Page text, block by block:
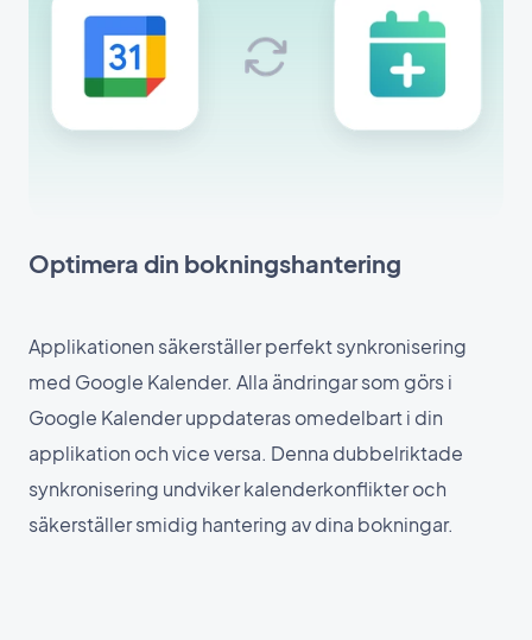
Optimera din bokningshantering
Applikationen säkerställer perfekt synkronisering
med Google Kalender. Alla ändringar som görs i
Google Kalender uppdateras omedelbart i din
applikation och vice versa. Denna dubbelriktade
synkronisering undviker kalenderkonflikter och
säkerställer smidig hantering av dina bokningar.